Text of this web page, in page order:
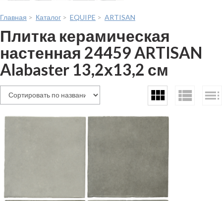
Главная > Каталог > EQUIPE > ARTISAN
Плитка керамическая
настенная 24459 ARTISAN
Alabaster 13,2х13,2 см